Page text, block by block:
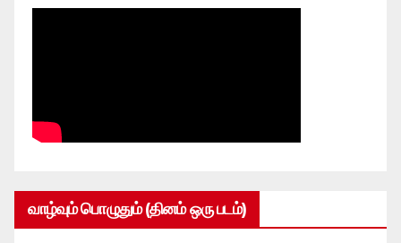
வாழ்வும் பொழுதும் (தினம் ஒரு படம்)